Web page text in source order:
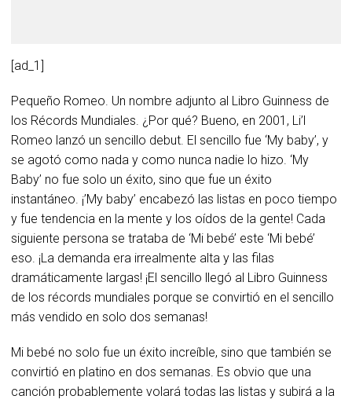
[ad_1]
Pequeño Romeo. Un nombre adjunto al Libro Guinness de
los Récords Mundiales. ¿Por qué? Bueno, en 2001, Li’l
Romeo lanzó un sencillo debut. El sencillo fue ‘My baby’, y
se agotó como nada y como nunca nadie lo hizo. ‘My
Baby’ no fue solo un éxito, sino que fue un éxito
instantáneo. ¡’My baby’ encabezó las listas en poco tiempo
y fue tendencia en la mente y los oídos de la gente! Cada
siguiente persona se trataba de ‘Mi bebé’ este ‘Mi bebé’
eso. ¡La demanda era irrealmente alta y las filas
dramáticamente largas! ¡El sencillo llegó al Libro Guinness
de los récords mundiales porque se convirtió en el sencillo
más vendido en solo dos semanas!
Mi bebé no solo fue un éxito increíble, sino que también se
convirtió en platino en dos semanas. Es obvio que una
canción probablemente volará todas las listas y subirá a la